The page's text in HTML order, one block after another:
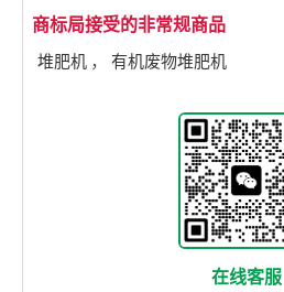
商标局接受的非常规商品
堆肥机 ， 有机废物堆肥机
在线客服